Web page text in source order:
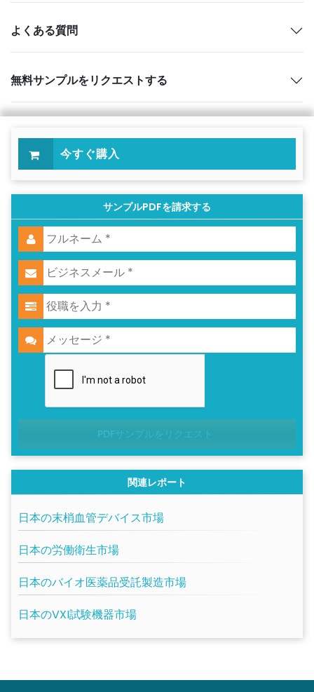
よくある質問
無料サンプルをリクエストする
今すぐ購入
サンプルPDFを請求する
PDFサンプルをリクエスト
関連レポート
日本の末梢血管デバイス市場
日本の労働衛生市場
日本のバイオ医薬品受託製造市場
日本のVXI試験機器市場